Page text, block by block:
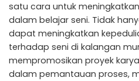
satu cara untuk
dalam belajar seni. Tidak
dapat meningkatkan
terhadap seni di kalangan
mempromosikan proyek
dalam pemantauan proses,